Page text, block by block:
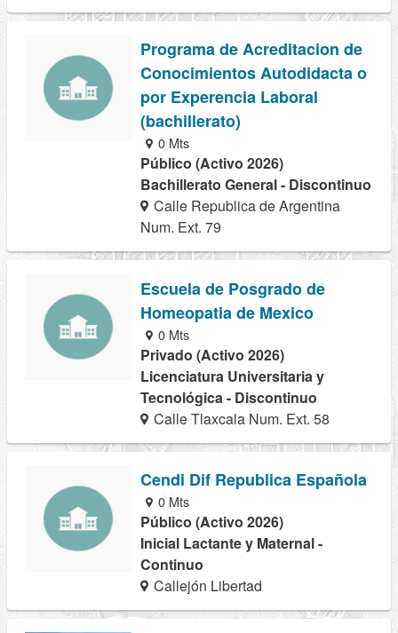
Programa de Acreditacion de
Conocimientos Autodidacta o
por Experencia Laboral
(bachillerato)
0 Mts
Público (Activo 2026)
Bachillerato General - Discontinuo
Calle Republica de Argentina
Num. Ext. 79
Escuela de Posgrado de
Homeopatia de Mexico
0 Mts
Privado (Activo 2026)
Licenciatura Universitaria y
Tecnológica - Discontinuo
Calle Tlaxcala Num. Ext. 58
Cendi Dif Republica Española
0 Mts
Público (Activo 2026)
Inicial Lactante y Maternal -
Continuo
Callejón Libertad